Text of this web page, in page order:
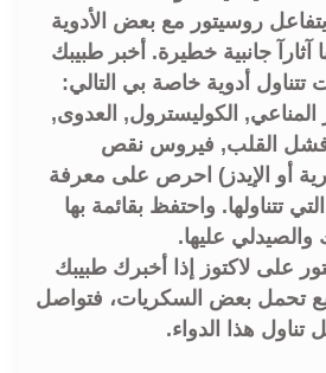
روسيتور مع بعض الأدوية
آثارآ جانبية خطيرة. أخبر طبيبك
تتناول أدوية خاصة بي التالي:
المناعي, الكوليسترول, العدوى,
فشل القلب, فيروس نقص
أو الإيدز) احرص على معرفة
تتناولها. واحتفظ بقائمة بها
والصيدلي عليها.
على لاكتوز إذا أخبرك طبيبك
تحمل بعض السكريات، فتواصل
تناول هذا الدواء.